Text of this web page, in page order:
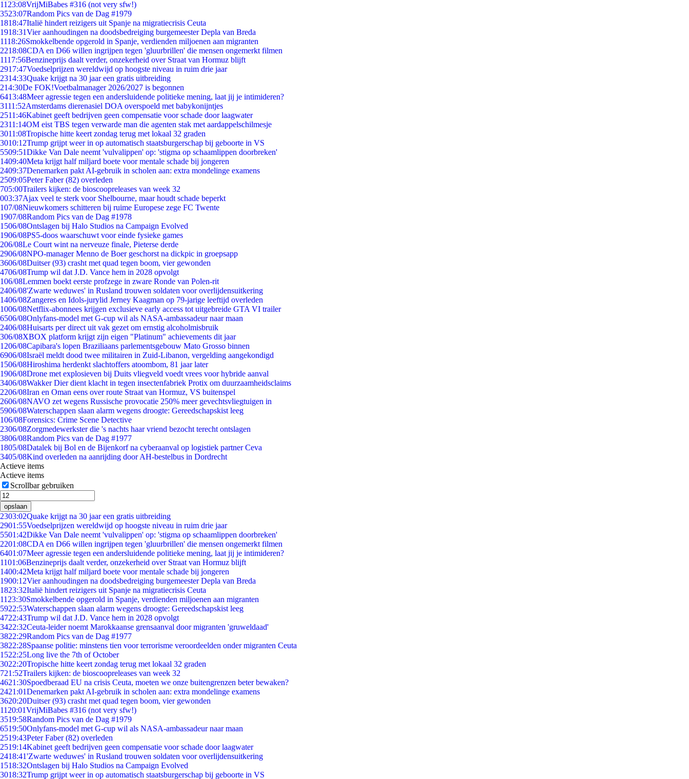
11 23:08VrijMiBabes #316 (not very sfw!)
3523:07Random Pics van de Dag #1979
1818:47Italië hindert reizigers uit Spanje na migratiecrisis Ceuta
1918:31Vier aanhoudingen na doodsbedreiging burgemeester Depla van Breda
1118:26Smokkelbende opgerold in Spanje, verdienden miljoenen aan migranten
2218:08CDA en D66 willen ingrijpen tegen 'gluurbrillen' die mensen ongemerkt filmen
1117:56Benzineprijs daalt verder, onzekerheid over Straat van Hormuz blijft
2917:47Voedselprijzen wereldwijd op hoogste niveau in ruim drie jaar
2314:33Quake krijgt na 30 jaar een gratis uitbreiding
214:30De FOK!Voetbalmanager 2026/2027 is begonnen
6413:48Meer agressie tegen een andersluidende politieke mening, laat jij je intimideren?
3111:52Amsterdams dierenasiel DOA overspoeld met babykonijntjes
2511:46Kabinet geeft bedrijven geen compensatie voor schade door laagwater
2311:14OM eist TBS tegen verwarde man die agenten stak met aardappelschilmesje
3011:08Tropische hitte keert zondag terug met lokaal 32 graden
3010:12Trump grijpt weer in op automatisch staatsburgerschap bij geboorte in VS
5509:51Dikke Van Dale neemt 'vulvalippen' op: 'stigma op schaamlippen doorbreken'
1409:40Meta krijgt half miljard boete voor mentale schade bij jongeren
2409:37Denemarken pakt AI-gebruik in scholen aan: extra mondelinge examens
2509:05Peter Faber (82) overleden
705:00Trailers kijken: de bioscoopreleases van week 32
003:37Ajax veel te sterk voor Shelbourne, maar houdt schade beperkt
107/08Nieuwkomers schitteren bij ruime Europese zege FC Twente
1907/08Random Pics van de Dag #1978
1506/08Ontslagen bij Halo Studios na Campaign Evolved
1906/08PS5-doos waarschuwt voor einde fysieke games
206/08Le Court wint na nerveuze finale, Pieterse derde
2906/08NPO-manager Menno de Boer geschorst na dickpic in groepsapp
3606/08Duitser (93) crasht met quad tegen boom, vier gewonden
4706/08Trump wil dat J.D. Vance hem in 2028 opvolgt
106/08Lemmen boekt eerste profzege in zware Ronde van Polen-rit
2406/08'Zwarte weduwes' in Rusland trouwen soldaten voor overlijdensuitkering
1406/08Zangeres en Idols-jurylid Jerney Kaagman op 79-jarige leeftijd overleden
1006/08Netflix-abonnees krijgen exclusieve early access tot uitgebreide GTA VI trailer
6506/08Onlyfans-model met G-cup wil als NASA-ambassadeur naar maan
2406/08Huisarts per direct uit vak gezet om ernstig alcoholmisbruik
306/08XBOX platform krijgt zijn eigen "Platinum" achievements dit jaar
1206/08Capibara's lopen Braziliaans parlementsgebouw Mato Grosso binnen
6906/08Israël meldt dood twee militairen in Zuid-Libanon, vergelding aangekondigd
1506/08Hiroshima herdenkt slachtoffers atoombom, 81 jaar later
1906/08Drone met explosieven bij Duits vliegveld voedt vrees voor hybride aanval
3406/08Wakker Dier dient klacht in tegen insectenfabriek Protix om duurzaamheidsclaims
2206/08Iran en Oman eens over route Straat van Hormuz, VS buitenspel
2606/08NAVO zet wegens Russische provocatie 250% meer gevechtsvliegtuigen in
5906/08Waterschappen slaan alarm wegens droogte: Gereedschapskist leeg
106/08Forensics: Crime Scene Detective
2306/08Zorgmedewerkster die 's nachts haar vriend bezocht terecht ontslagen
3806/08Random Pics van de Dag #1977
1805/08Datalek bij Bol en de Bijenkorf na cyberaanval op logistiek partner Ceva
3405/08Kind overleden na aanrijding door AH-bestelbus in Dordrecht
Actieve items
Actieve items
Scrollbar gebruiken
opslaan
2303:02Quake krijgt na 30 jaar een gratis uitbreiding
2901:55Voedselprijzen wereldwijd op hoogste niveau in ruim drie jaar
5501:42Dikke Van Dale neemt 'vulvalippen' op: 'stigma op schaamlippen doorbreken'
2201:08CDA en D66 willen ingrijpen tegen 'gluurbrillen' die mensen ongemerkt filmen
6401:07Meer agressie tegen een andersluidende politieke mening, laat jij je intimideren?
1101:06Benzineprijs daalt verder, onzekerheid over Straat van Hormuz blijft
1400:42Meta krijgt half miljard boete voor mentale schade bij jongeren
1900:12Vier aanhoudingen na doodsbedreiging burgemeester Depla van Breda
1823:32Italië hindert reizigers uit Spanje na migratiecrisis Ceuta
11 23:30Smokkelbende opgerold in Spanje, verdienden miljoenen aan migranten
5922:53Waterschappen slaan alarm wegens droogte: Gereedschapskist leeg
4722:43Trump wil dat J.D. Vance hem in 2028 opvolgt
3422:32Ceuta-leider noemt Marokkaanse grensaanval door migranten 'gruweldaad'
3822:29Random Pics van de Dag #1977
3822:28Spaanse politie: minstens tien voor terrorisme veroordeelden onder migranten Ceuta
1522:25Long live the 7th of October
3022:20Tropische hitte keert zondag terug met lokaal 32 graden
721:52Trailers kijken: de bioscoopreleases van week 32
4621:30Spoedberaad EU na crisis Ceuta, moeten we onze buitengrenzen beter bewaken?
2421:01Denemarken pakt AI-gebruik in scholen aan: extra mondelinge examens
3620:20Duitser (93) crasht met quad tegen boom, vier gewonden
11 20:01VrijMiBabes #316 (not very sfw!)
3519:58Random Pics van de Dag #1979
6519:50Onlyfans-model met G-cup wil als NASA-ambassadeur naar maan
2519:43Peter Faber (82) overleden
2519:14Kabinet geeft bedrijven geen compensatie voor schade door laagwater
2418:41'Zwarte weduwes' in Rusland trouwen soldaten voor overlijdensuitkering
1518:32Ontslagen bij Halo Studios na Campaign Evolved
3018:32Trump grijpt weer in op automatisch staatsburgerschap bij geboorte in VS